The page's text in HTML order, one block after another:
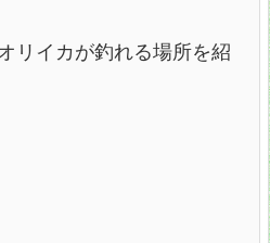
リイカが釣れる場所を紹